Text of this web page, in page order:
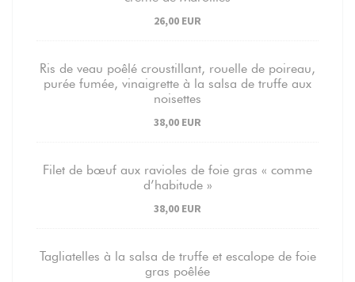
26,00 EUR
Ris de veau poêlé croustillant, rouelle de poireau,
purée fumée, vinaigrette à la salsa de truffe aux
noisettes
38,00 EUR
Filet de bœuf aux ravioles de foie gras « comme
d’habitude »
38,00 EUR
Tagliatelles à la salsa de truffe et escalope de foie
gras poêlée